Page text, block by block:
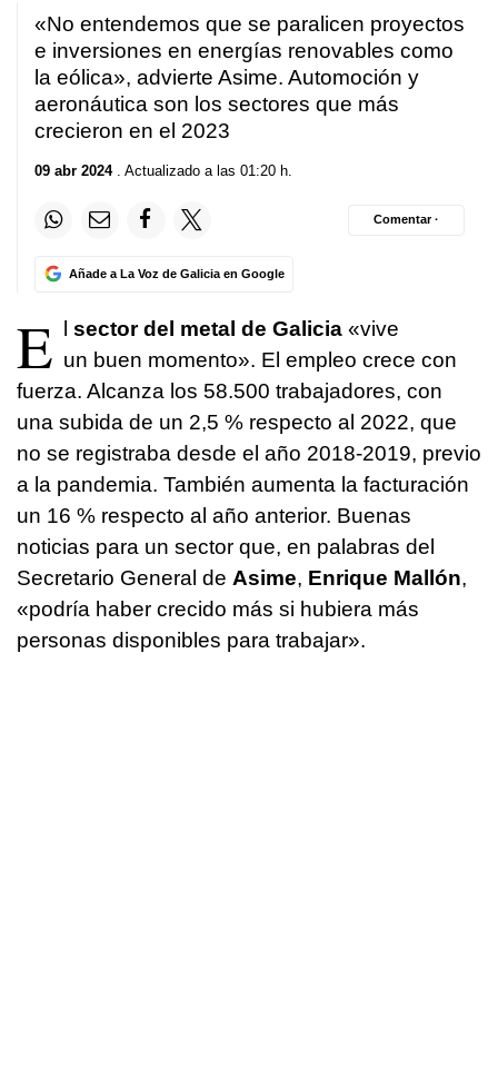
«No entendemos que se paralicen proyectos
e inversiones en energías renovables como
la eólica», advierte Asime. Automoción y
aeronáutica son los sectores que más
crecieron en el 2023
09 abr 2024. Actualizado a las 01:20 h.
Añade a La Voz de Galicia en Google
Comentar ·
E l sector del metal de Galicia «vive
un buen momento». El empleo crece con
fuerza. Alcanza los 58.500 trabajadores, con
una subida de un 2,5 % respecto al 2022, que
no se registraba desde el año 2018-2019, previo
a la pandemia. También aumenta la facturación
un 16 % respecto al año anterior. Buenas
noticias para un sector que, en palabras del
Secretario General de Asime, Enrique Mallón,
«podría haber crecido más si hubiera más
personas disponibles para trabajar».